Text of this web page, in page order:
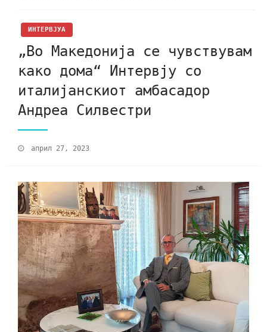
ИНТЕРВЈУА
„Во Македонија се чувствувам
како дома“ Интервју со
италијанскиот амбасадор
Андреа Силвестри
април 27, 2023